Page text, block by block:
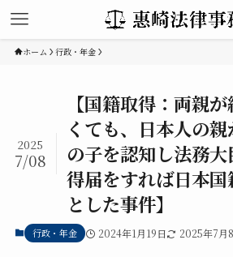
ホーム 行政・年金
【国籍取得：両親
くても、日本人の
の子を認知し法務
得届をすれば日本国
とした事件】
2025
7/08
行政・年金 2024年1月19日 2025年7月